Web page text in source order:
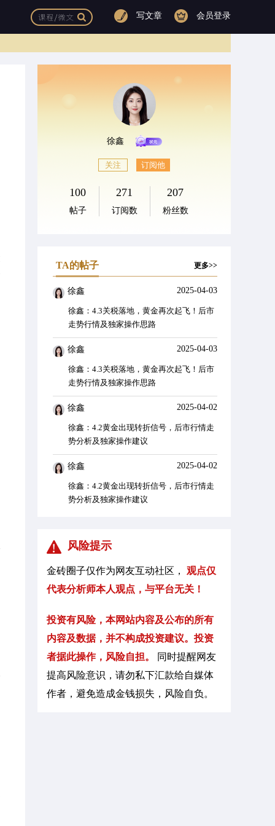
会员登录
写文章
徐鑫
关注 订阅他
100
帖子
271
订阅数
207
粉丝数
TA的帖子 更多>>
徐鑫 2025-04-03
徐鑫：4.3关税落地，黄金再次起飞！后市
走势行情及独家操作思路
徐鑫 2025-04-03
徐鑫：4.3关税落地，黄金再次起飞！后市
走势行情及独家操作思路
徐鑫 2025-04-02
徐鑫：4.2黄金出现转折信号，后市行情走
势分析及独家操作建议
徐鑫 2025-04-02
徐鑫：4.2黄金出现转折信号，后市行情走
势分析及独家操作建议
徐鑫：3.31黄金多头能否持续发力？独家走
徐鑫 2025-03-31
势分析及操作建议
徐鑫 2025-03-30
徐鑫：3.30黄金怒冲3087！下周还能多
吗？
徐鑫 2025-03-30
风险提示
金砖圈子仅作为网友互动社区， 观点仅
代表分析师本人观点，与平台无关！
投资有风险，本网站内容及公布的所有
内容及数据，并不构成投资建议。投资
者据此操作，风险自担。
同时提醒网友
提高风险意识，请勿私下汇款给自媒体
作者，避免造成金钱损失，风险自负。